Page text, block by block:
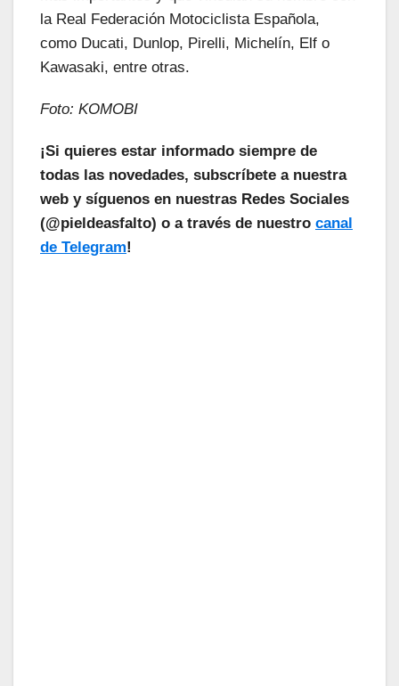
la Real Federación Motociclista Española,
como Ducati, Dunlop, Pirelli, Michelín, Elf o
Kawasaki, entre otras.
Foto: KOMOBI
¡Si quieres estar informado siempre de
todas las novedades, subscríbete a nuestra
web y síguenos en nuestras Redes Sociales
(@pieldeasfalto) o a través de nuestro canal
de Telegram!